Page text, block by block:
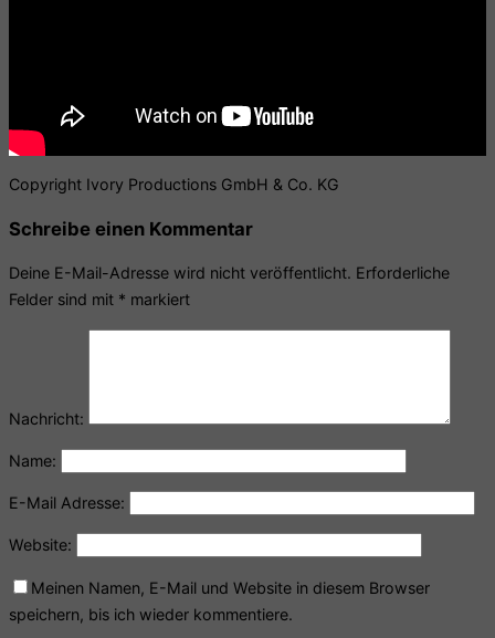
Copyright Ivory Productions GmbH & Co. KG
Schreibe einen Kommentar
Deine E-Mail-Adresse wird nicht veröffentlicht. Erforderliche
Felder sind mit * markiert
Nachricht:
Name:
E-Mail Adresse:
Website:
Meinen Namen, E-Mail und Website in diesem Browser
speichern, bis ich wieder kommentiere.